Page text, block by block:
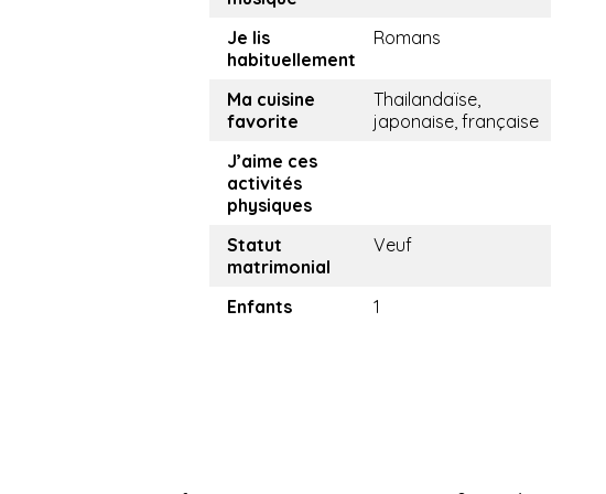
Je lis
habituellement
Romans
Ma cuisine
favorite
Thailandaïse,
japonaise, française
J’aime ces
activités
physiques
Statut
matrimonial
Veuf
Enfants 1